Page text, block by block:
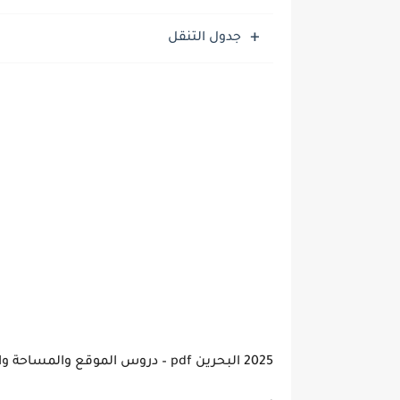
جدول التنقل
2025 البحرين pdf – دروس الموقع والمساحة والمناخ